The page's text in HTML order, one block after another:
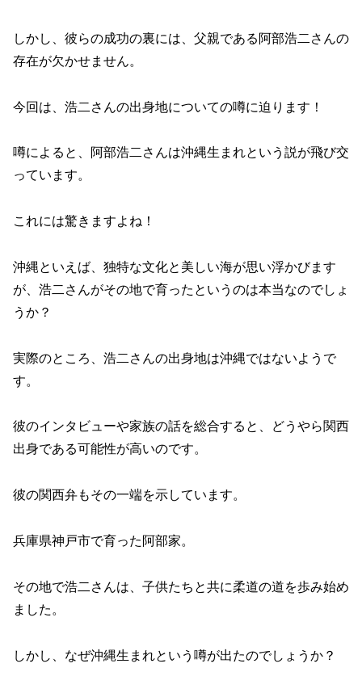
しかし、彼らの成功の裏には、父親である阿部浩二さんの
存在が欠かせません。
今回は、浩二さんの出身地についての噂に迫ります！
噂によると、阿部浩二さんは沖縄生まれという説が飛び交
っています。
これには驚きますよね！
沖縄といえば、独特な文化と美しい海が思い浮かびます
が、浩二さんがその地で育ったというのは本当なのでしょ
うか？
実際のところ、浩二さんの出身地は沖縄ではないようで
す。
彼のインタビューや家族の話を総合すると、どうやら関西
出身である可能性が高いのです。
彼の関西弁もその一端を示しています。
兵庫県神戸市で育った阿部家。
その地で浩二さんは、子供たちと共に柔道の道を歩み始め
ました。
しかし、なぜ沖縄生まれという噂が出たのでしょうか？